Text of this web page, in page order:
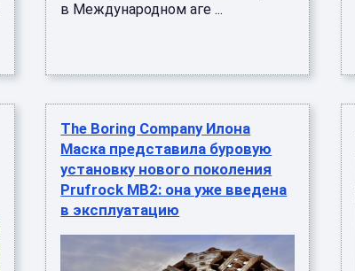
в Международном аге ...
The Boring Company Илона
Маска представила буровую
установку нового поколения
Prufrock MB2: она уже введена
в эксплуатацию